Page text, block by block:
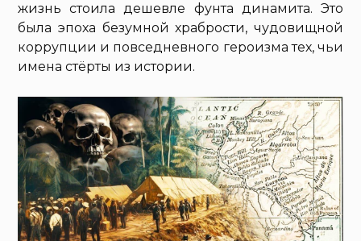
жизнь стоила дешевле фунта динамита. Это
была эпоха безумной храбрости, чудовищной
коррупции и повседневного героизма тех, чьи
имена стёрты из истории.